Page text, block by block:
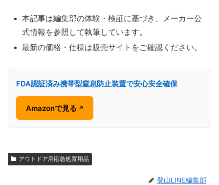
本記事は編集部の体験・検証に基づき、メーカー公
式情報を参照して執筆しています。
最新の価格・仕様は販売サイトをご確認ください。
FDA認証済み携帯型窒息防止装置で安心安全確保
Amazonで見る ↗
アウトドア用応急処置用品
登山LINE編集部